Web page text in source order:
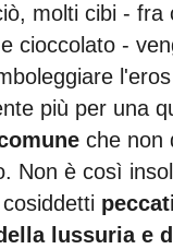
molti cibi - fra
cioccolato -
più per una
che non
Non è così
lussuria e